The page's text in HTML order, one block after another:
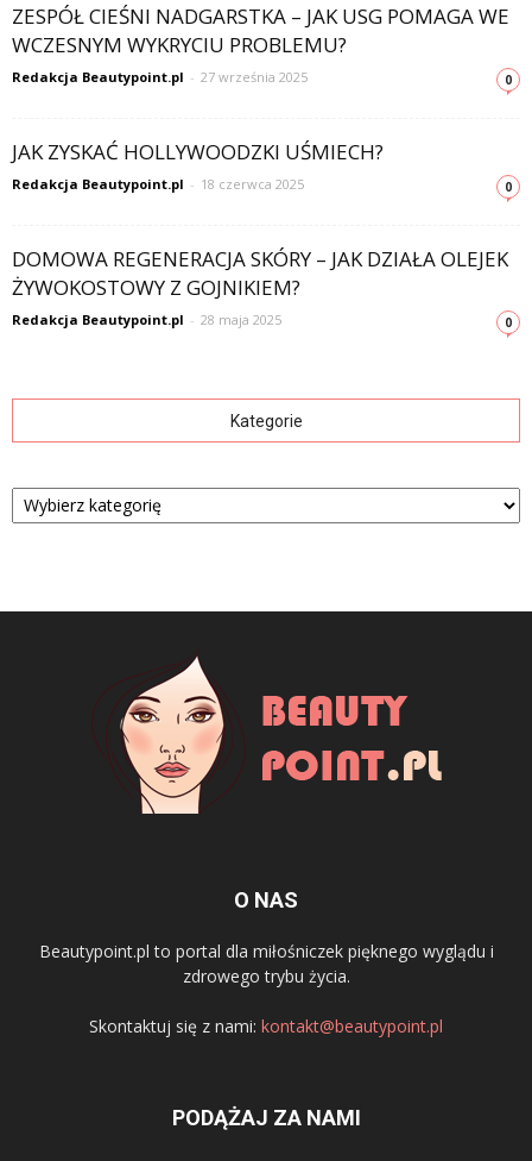
ZESPÓŁ CIEŚNI NADGARSTKA – JAK USG POMAGA WE
WCZESNYM WYKRYCIU PROBLEMU?
Redakcja Beautypoint.pl - 27 września 2025 0
JAK ZYSKAĆ HOLLYWOODZKI UŚMIECH?
Redakcja Beautypoint.pl - 18 czerwca 2025 0
DOMOWA REGENERACJA SKÓRY – JAK DZIAŁA OLEJEK
ŻYWOKOSTOWY Z GOJNIKIEM?
Redakcja Beautypoint.pl - 28 maja 2025 0
Kategorie
Kategorie
O NAS
Beautypoint.pl to portal dla miłośniczek pięknego wyglądu i
zdrowego trybu życia.
Skontaktuj się z nami: kontakt@beautypoint.pl
PODĄŻAJ ZA NAMI